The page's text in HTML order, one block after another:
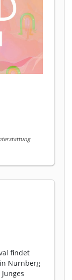
findet
Nürnberg